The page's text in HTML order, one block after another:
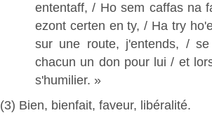
ententaff, / Ho sem caffas na
ezont certen en ty, / Ha try
sur une route, j'entends, /
chacun un don pour lui / et
s'humilier. »
(3) Bien, bienfait, faveur, libéralité.